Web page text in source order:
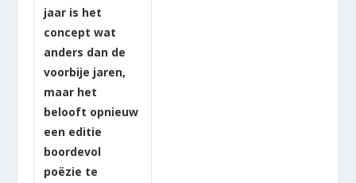
jaar is het
concept wat
anders dan de
voorbije jaren,
maar het
belooft opnieuw
een editie
boordevol
poëzie te